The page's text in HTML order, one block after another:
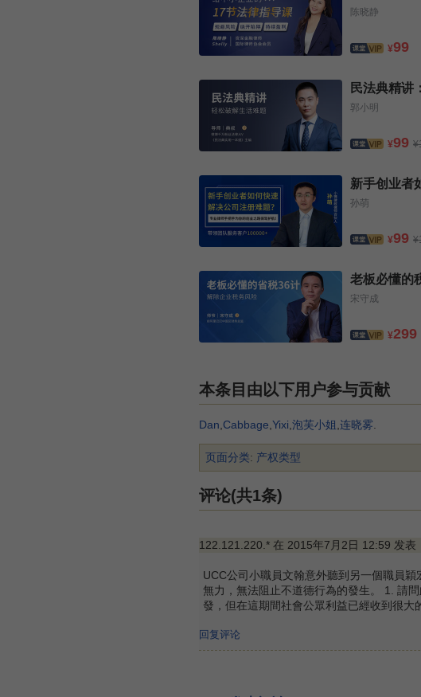
陈晓静
¥99
民法典精讲
郭小明
¥99 ¥
新手创业者
孙萌
¥99 ¥
老板必懂的
宋守成
¥299
本条目由以下用户参与贡献
Dan,Cabbage,Yixi,泡芙小姐,连晓雾.
页面分类: 产权类型
评论(共1条)
122.121.220.* 在 2015年7月2日 12:59 发表
UCC公司小職員文翰意外聽到另一個職員
無力，無法阻止不道德行為的發生。 1. 請
發，但在這期間社會公眾利益已經收到很
回复评论